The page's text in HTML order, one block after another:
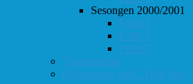
Sesongen 2000/2001
Follo 1
Follo 2
Follo 3
Totaloversikt
ØS-kamper med "Fullt hus"